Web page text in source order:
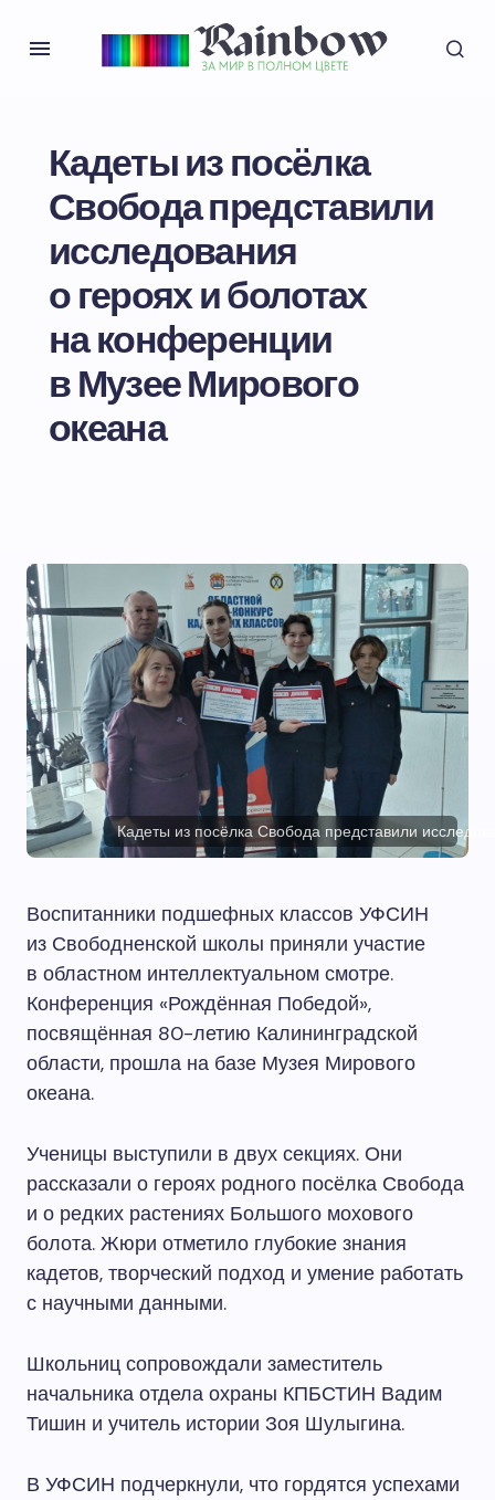
Кадеты из посёлка
Свобода представили
исследования
о героях и болотах
на конференции
в Музее Мирового
океана
Кадеты из посёлка Свобода представили
Воспитанники подшефных классов УФСИН
из Свободненской школы приняли участие
в областном интеллектуальном смотре.
Конференция «Рождённая Победой»,
посвящённая 80-летию Калининградской
области, прошла на базе Музея Мирового
океана.
Ученицы выступили в двух секциях. Они
рассказали о героях родного посёлка Свобода
и о редких растениях Большого мохового
болота. Жюри отметило глубокие знания
кадетов, творческий подход и умение работать
с научными данными.
Школьниц сопровождали заместитель
начальника отдела охраны КПБСТИН Вадим
Тишин и учитель истории Зоя Шулыгина.
В УФСИН подчеркнули, что гордятся успехами